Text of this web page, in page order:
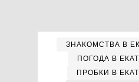
ЗНАКОМСТВА В
ПОГОДА В
ПРОБКИ В